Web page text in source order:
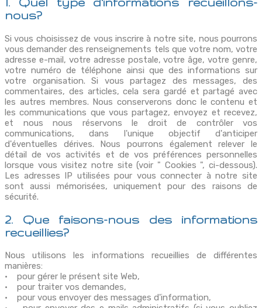
1. Quel type d'informations recueillons-
nous?
Si vous choisissez de vous inscrire à notre site, nous pourrons
vous demander des renseignements tels que votre nom, votre
adresse e-mail, votre adresse postale, votre âge, votre genre,
votre numéro de téléphone ainsi que des informations sur
votre organisation. Si vous partagez des messages, des
commentaires, des articles, cela sera gardé et partagé avec
les autres membres. Nous conserverons donc le contenu et
les communications que vous partagez, envoyez et recevez,
et nous nous réservons le droit de contrôler vos
communications, dans l'unique objectif d'anticiper
d'éventuelles dérives. Nous pourrons également relever le
détail de vos activités et de vos préférences personnelles
lorsque vous visitez notre site (voir " Cookies ", ci-dessous).
Les adresses IP utilisées pour vous connecter à notre site
sont aussi mémorisées, uniquement pour des raisons de
sécurité.
2. Que faisons-nous des informations
recueillies?
Nous utilisons les informations recueillies de différentes
manières:
• pour gérer le présent site Web,
• pour traiter vos demandes,
• pour vous envoyer des messages d'information,